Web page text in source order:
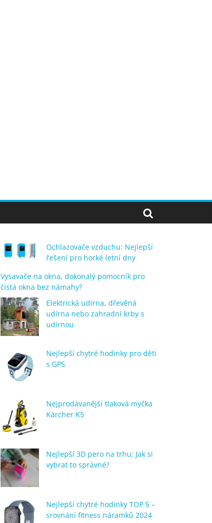
Ochlazovače vzduchu: Nejlepší
řešení pro horké letní dny
Vysavače na okna, dokonalý pomocník pro
čistá okna bez námahy?
Elektrická udírna, dřevěná
udírna nebo zahradní krby s
udírnou
Nejlepší chytré hodinky pro děti
s GPS
Nejprodávanější tlaková myčka
Kärcher K5
Nejlepší 3D pero na trhu: Jak si
vybrat to správné?
Nejlepší chytré hodinky TOP 5 –
srovnání fitness náramků 2024